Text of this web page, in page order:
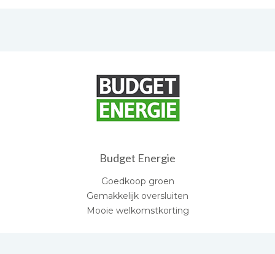
Budget Energie
Goedkoop groen
Gemakkelijk oversluiten
Mooie welkomstkorting